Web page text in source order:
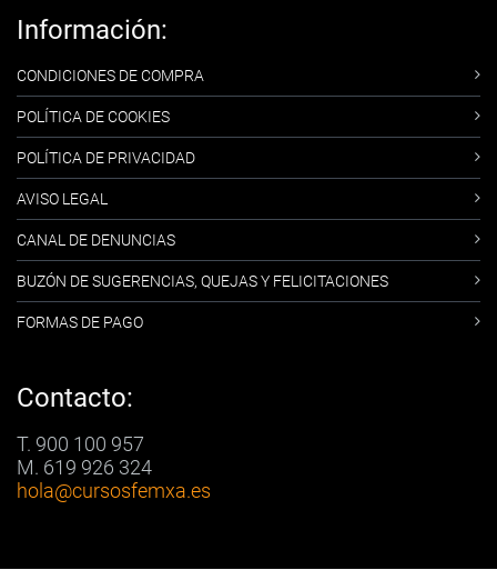
Información:
CONDICIONES DE COMPRA
POLÍTICA DE COOKIES
POLÍTICA DE PRIVACIDAD
AVISO LEGAL
CANAL DE DENUNCIAS
BUZÓN DE SUGERENCIAS, QUEJAS Y FELICITACIONES
FORMAS DE PAGO
Contacto:
T. 900 100 957
M. 619 926 324
hola@cursosfemxa.es